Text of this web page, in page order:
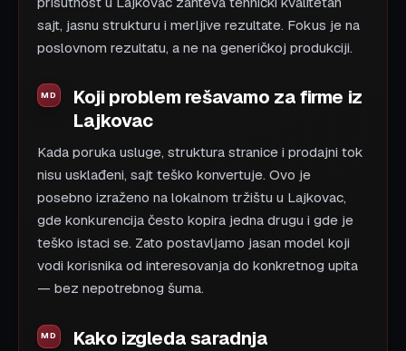
sajt, jasnu strukturu i merljive rezultate. Fokus je na
poslovnom rezultatu, a ne na generičkoj produkciji.
Koji problem rešavamo za firme iz
Lajkovac
Kada poruka usluge, struktura stranice i prodajni tok
nisu usklađeni, sajt teško konvertuje. Ovo je
posebno izraženo na lokalnom tržištu u Lajkovac,
gde konkurencija često kopira jedna drugu i gde je
teško istaci se. Zato postavljamo jasan model koji
vodi korisnika od interesovanja do konkretnog upita
— bez nepotrebnog šuma.
Kako izgleda saradnja